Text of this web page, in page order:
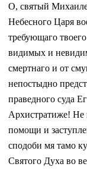
О, святый
Небесного Царя
требующаго
видимых и
смертнаго и от
непостыдно
праведного суда
Архистратиже! Не
помощи и
сподоби мя тамо
Святого Духа во